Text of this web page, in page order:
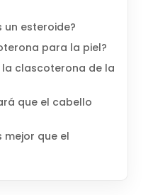
un esteroide?
para la piel?
clascoterona de la
que el cabello
mejor que el